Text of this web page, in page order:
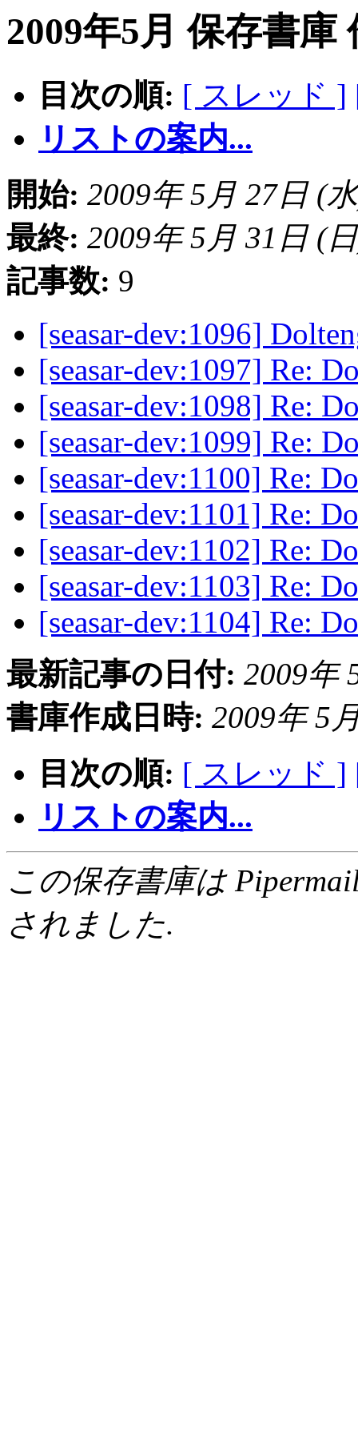
2009年5月 保存書庫
目次の順: [ スレッド ]
リストの案内...
開始: 2009年 5月 27日 (
最終: 2009年 5月 31日 (
記事数: 9
[seasar-dev:1096]
[seasar-dev:1097] Re:
[seasar-dev:1098] Re:
[seasar-dev:1099] Re:
[seasar-dev:1100] Re:
[seasar-dev:1101] Re:
[seasar-dev:1102] Re:
[seasar-dev:1103] Re:
[seasar-dev:1104] Re:
最新記事の日付: 2009年
書庫作成日時: 2009年 5
目次の順: [ スレッド ]
リストの案内...
この保存書庫は
されました.